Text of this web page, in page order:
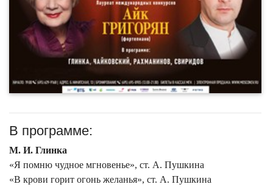
В программе:
М. И. Глинка
«Я помню чудное мгновенье», ст. А. Пушкина
«В крови горит огонь желанья», ст. А. Пушкина